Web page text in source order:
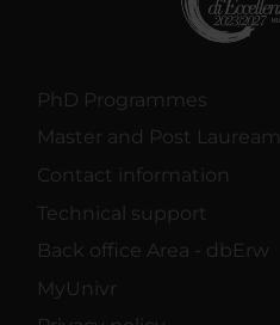
PhD Programmes
Master and Post Lauream
Contact information
Technical support
Back office Area - dbErw
MyUnivr